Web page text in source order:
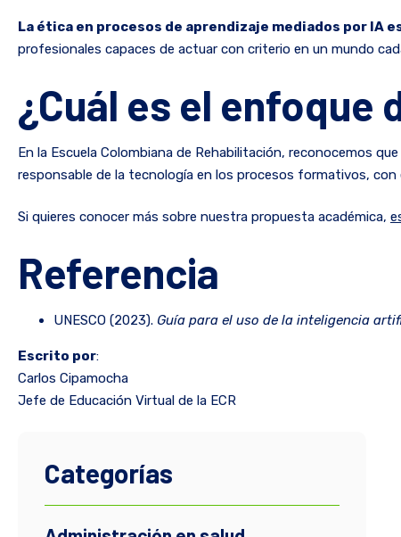
La ética en procesos de aprendizaje mediados por IA
profesionales capaces de actuar con criterio en un mundo
¿Cuál es el enfoque
En la Escuela Colombiana de Rehabilitación, reconocemos
responsable de la tecnología en los procesos formativos,
Si quieres conocer más sobre nuestra propuesta académica,
Referencia
UNESCO (2023). Guía para el uso de la inteligencia
Escrito por:
Carlos Cipamocha
Jefe de Educación Virtual de la ECR
Categorías